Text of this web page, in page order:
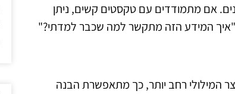
אם מתמודדים עם טקסטים קשים, ניתן
"איך המידע הזה מתקשר למה שכבר למדתי?"
המילולי רחב יותר, כך מתאפשרת הבנה